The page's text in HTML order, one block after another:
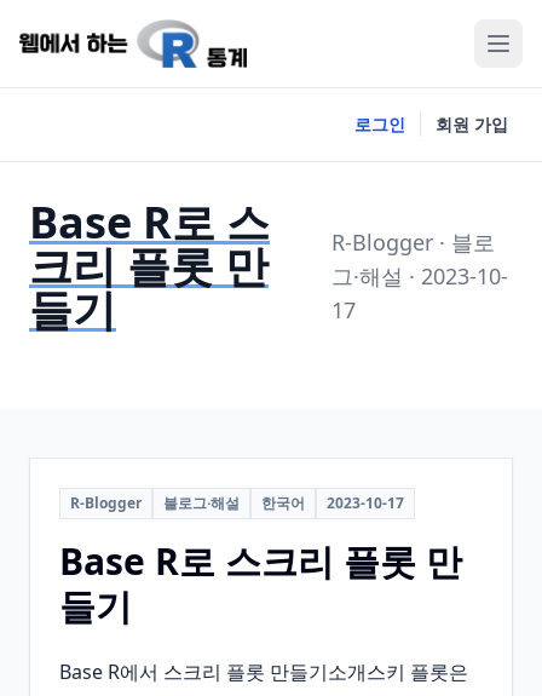
로그인 회원 가입
Base R로 스
크리 플롯 만
들기
R-Blogger · 블로
그·해설 · 2023-10-
17
R-Blogger 블로그·해설 한국어 2023-10-17
Base R로 스크리 플롯 만
들기
Base R에서 스크리 플롯 만들기소개스키 플롯은